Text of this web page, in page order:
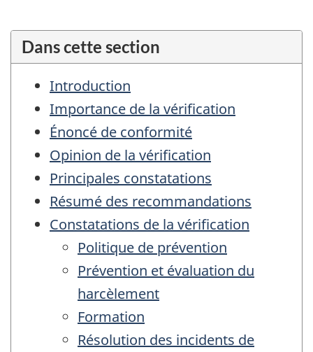
vérification
de
gestion
harcèlement
Dans cette section
Introduction
Importance de la vérification
Énoncé de conformité
Opinion de la vérification
Principales constatations
Résumé des recommandations
Constatations de la vérification
Politique de prévention
Prévention et évaluation du
harcèlement
Formation
Résolution des incidents de